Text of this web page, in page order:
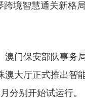
跨境智慧通关新格
保安部队事务
澳大厅正式推出智
分别开始试运行。